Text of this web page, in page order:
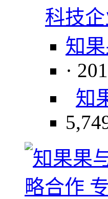
科技
知
·
知